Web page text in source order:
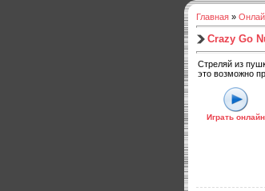
Главная »
Crazy Go
Стреляй из
это возможно
Играть онлайн